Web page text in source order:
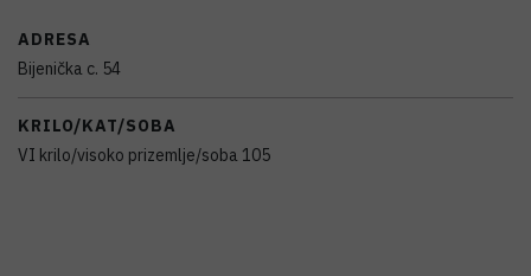
ADRESA
Bijenička c. 54
KRILO/KAT/SOBA
VI krilo/visoko prizemlje/soba 105